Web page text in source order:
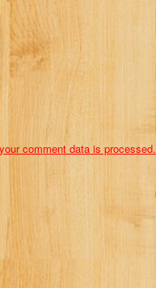
comment data is processed.